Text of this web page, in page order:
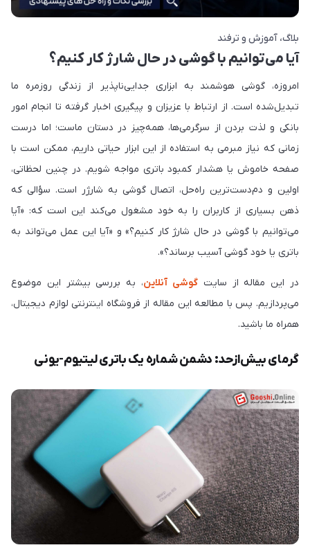
بلاگ آموزش و ترفند
آیا می‌توانیم با گوشی در حال شارژ کار کنیم؟
امروزه، گوشی هوشمند به ابزاری جدایی‌ناپذیر از زندگی روزمره ما
تبدیل‌شده است. از ارتباط با عزیزان و پیگیری اخبار گرفته تا انجام امور
بانکی و لذت بردن از سرگرمی‌ها، همه‌چیز در دستان ماست؛ اما درست
زمانی که نیاز مبرمی به استفاده از این ابزار حیاتی داریم، ممکن است با
صفحه خاموش یا هشدار کمبود باتری مواجه شویم. در چنین لحظاتی،
اولین و دم‌دست‌ترین راه‌حل، اتصال گوشی به شارژر است. سؤالی که
ذهن بسیاری از کاربران را به خود مشغول می‌کند این است که: «آیا
می‌توانیم با گوشی در حال شارژ کار کنیم؟» و «آیا این عمل می‌تواند به
باتری یا خود گوشی آسیب برساند؟».
در این مقاله از سایتگوشی آنلاین، به بررسی بیشتر این موضوع
می‌پردازیم. پس با مطالعه این مقاله از فروشگاه اینترنتی لوازم دیجیتال،
همراه ما باشید.
گرمای بیش‌ازحد: دشمن شماره یک باتری لیتیوم-یونی